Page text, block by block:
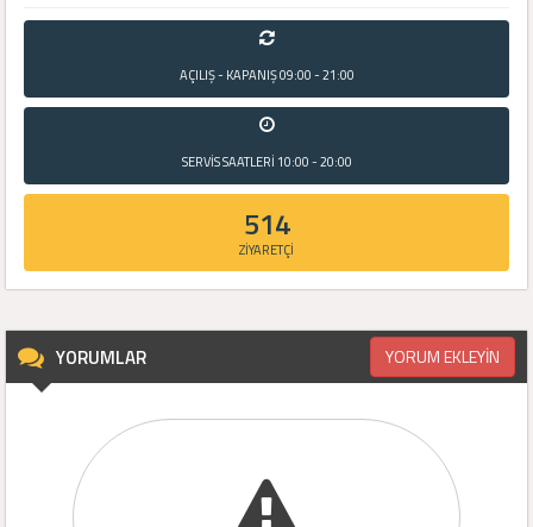
AÇILIŞ - KAPANIŞ09:00 - 21:00
SERVİS SAATLERİ 10:00 - 20:00
514
ZİYARETÇİ
YORUMLAR YORUM EKLEYİN